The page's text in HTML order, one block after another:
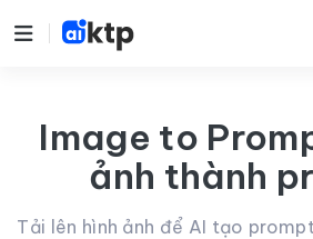
Image to
ảnh thành
Tải lên hình ảnh để AI tạo